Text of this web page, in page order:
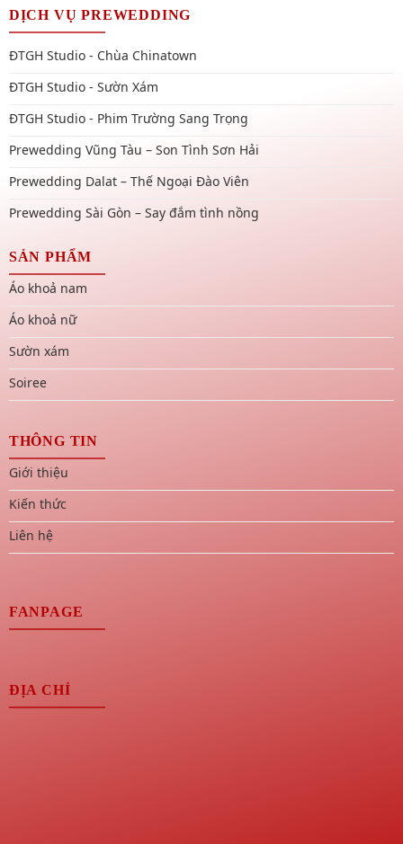
DỊCH VỤ PREWEDDING
ĐTGH Studio - Chùa Chinatown
ĐTGH Studio - Sườn Xám
ĐTGH Studio - Phim Trường Sang Trọng
Prewedding Vũng Tàu – Son Tình Sơn Hải
Prewedding Dalat – Thế Ngoại Đào Viên
Prewedding Sài Gòn – Say đắm tình nồng
SẢN PHẨM
Áo khoả nam
Áo khoả nữ
Sườn xám
Soiree
THÔNG TIN
Giới thiệu
Kiến thức
Liên hệ
FANPAGE
ĐỊA CHỈ